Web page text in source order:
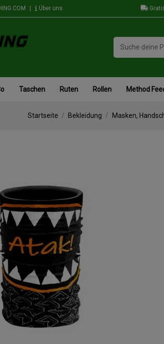
Über uns
Taschen Ruten Rollen Method
Startseite Bekleidung Masken,